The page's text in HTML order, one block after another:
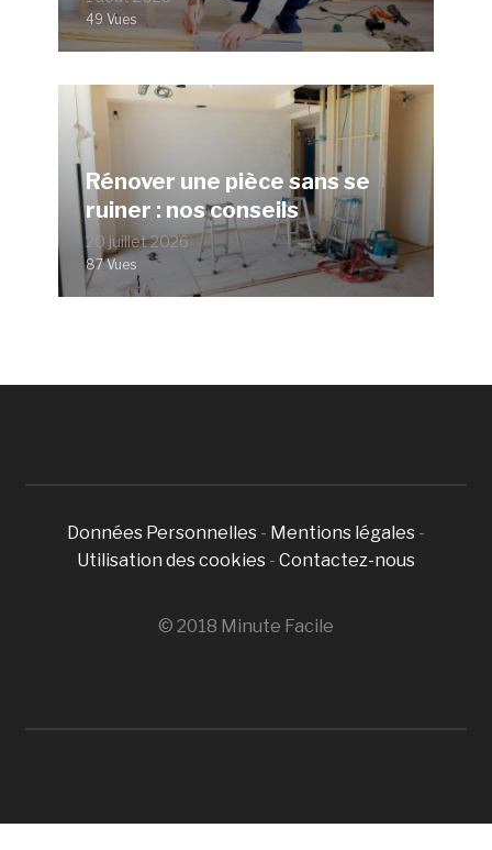
49 Vues
Rénover une pièce sans se
ruiner : nos conseils
20 juillet 2026
87 Vues
Données Personnelles - Mentions légales -
Utilisation des cookies - Contactez-nous
© 2018 Minute Facile